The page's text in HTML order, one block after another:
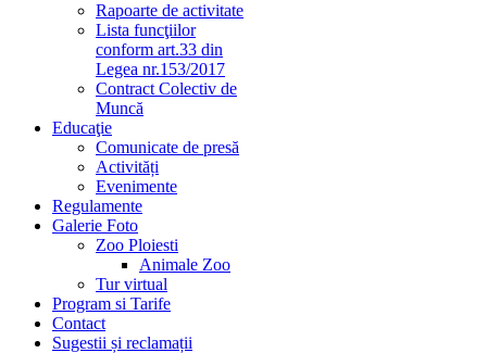
Rapoarte de activitate
Lista funcţiilor
conform art.33 din
Legea nr.153/2017
Contract Colectiv de
Muncă
Educaţie
Comunicate de presă
Activități
Evenimente
Regulamente
Galerie Foto
Zoo Ploiesti
Animale Zoo
Tur virtual
Program si Tarife
Contact
Sugestii și reclamații